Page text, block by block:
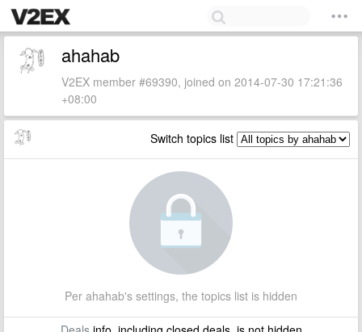
ahahab
V2EX member #69390, joined on 2014-07-30 17:21:36
+08:00
Switch topics list
Per ahahab's settings, the topics list is hidden